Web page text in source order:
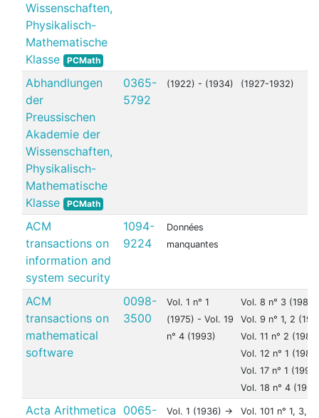
Wissenschaften,
Physikalisch-
Mathematische
Klasse
PCMath
Abhandlungen
der
Preussischen
Akademie der
Wissenschaften,
Physikalisch-
Mathematische
Klasse
PCMath
0365-
5792
(1922) - (1934) (1927-1932)
ACM
transactions on
information and
system security
1094-
9224
Données
manquantes
ACM
transactions on
mathematical
software
0098-
3500
Vol. 1 n° 1
(1975) - Vol. 19
n° 4 (1993)
Vol. 8 n° 3 (1982)
Vol. 9 n° 1, 2
Vol. 11 n° 2
Vol. 12 n° 1
Vol. 17 n° 1 (1991)
Vol. 18 n° 4
Acta Arithmetica 0065-
Vol. 1 (1936) ->
Vol. 101 n° 1, 3,